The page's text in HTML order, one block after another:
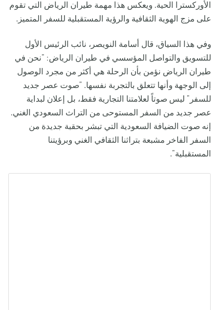
الأوركسترا الحية. ويعكس هذا مهمة طيران الرياض التي تقوم
على مزج الهوية الثقافية والرؤية المستقبلية للسفر المتميز.
وفي هذا السياق، قال أسامة النويصر، نائب الرئيس الأول
للتسويق والتواصل المؤسسي في طيران الرياض: "نحن في
طيران الرياض نؤمن بأن الرحلة هي أكثر من مجرد الوصول
إلى الوجهة وأنها تتعلق بالتجربة نفسها. "صوت عصر جديد
للسفر" ليس صوتاً لعلامتنا التجارية فقط، بل إعلان لبداية
عصر جديد من السفر المستوحى من التراث السعودي الغني.
إنه صوت الضيافة السعودية التي تبشر بحقبة جديدة من
السفر الفاخر مشبعة بتراثنا الثقافي الغني وبرؤيتنا
المستقبلية".